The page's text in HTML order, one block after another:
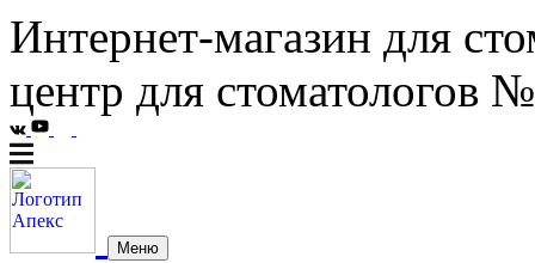
Интернет-магазин для
центр для стоматологов
Меню